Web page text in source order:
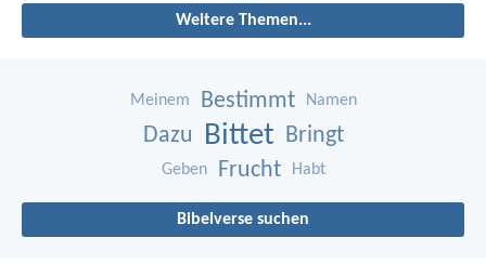
Weitere Themen...
Meinem Bestimmt Namen
Dazu Bittet Bringt
Geben Frucht Habt
Bibelverse suchen